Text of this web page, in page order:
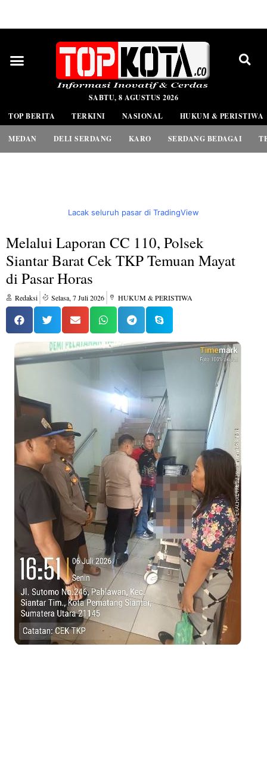
SABTU, 8 AGUSTUS 2026
TOP BERITA
TERKINI NASIONAL HUKUM & PERISTIWA
MEDAN DELI SERDANG KARO SERDANG BEDAGAI
Lacak seluruh pasar di TradingView
Melalui Laporan CC 110, Polsek
Siantar Barat Cek TKP Temuan Mayat
di Pasar Horas
Redaksi Selasa, 7 Juli 2026 HUKUM & PERISTIWA